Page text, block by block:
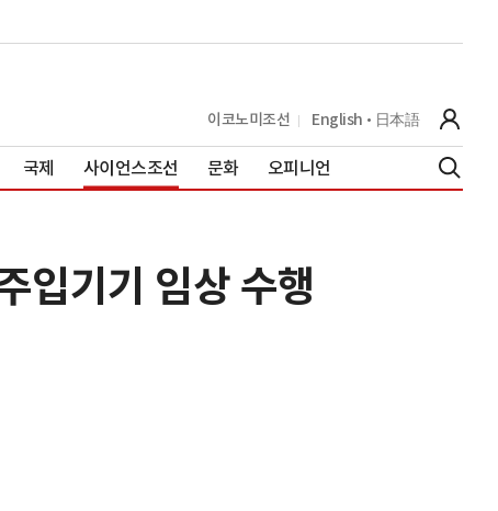
이코노미조선 English 日本語
국제 사이언스조선 문화 오피니언
입기기 임상 수행